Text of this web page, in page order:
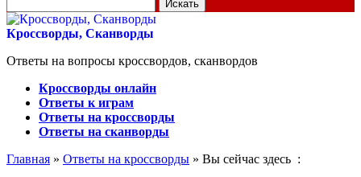
для:
Кроссворды, Сканворды
Ответы на вопросы кроссвордов, сканвордов
Кроссворды онлайн
Ответы к играм
Ответы на кроссворды
Ответы на сканворды
Главная » Ответы на кроссворды » Вы сейчас здесь :